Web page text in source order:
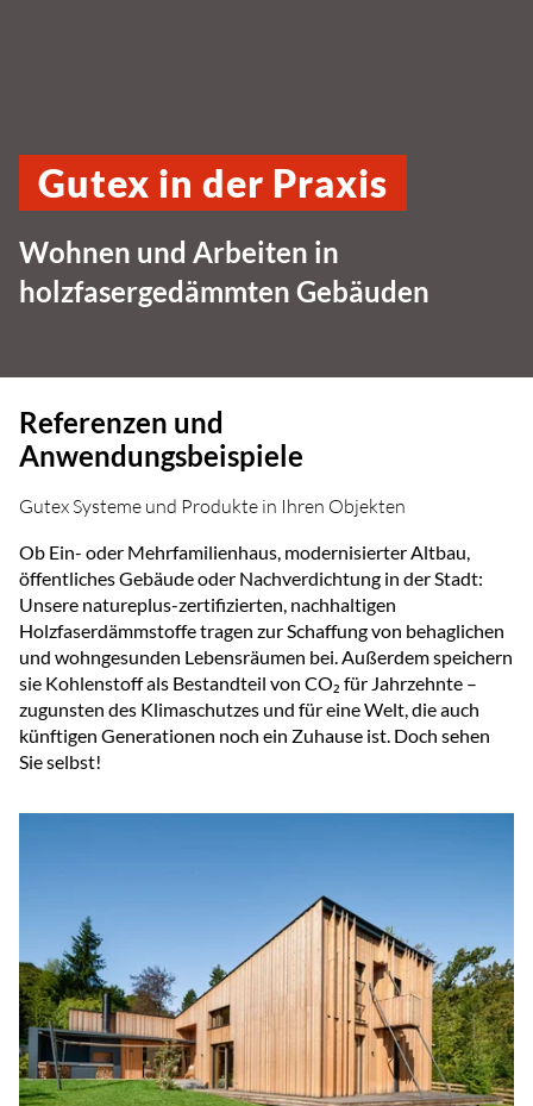
Gutex in der Praxis
Wohnen und Arbeiten in
holzfasergedämmten Gebäuden
Referenzen und
Anwendungsbeispiele
Gutex Systeme und Produkte in Ihren Objekten
Ob Ein- oder Mehrfamilienhaus, modernisierter Altbau,
öffentliches Gebäude oder Nachverdichtung in der Stadt:
Unsere natureplus-zertifizierten, nachhaltigen
Holzfaserdämmstoffe tragen zur Schaffung von behaglichen
und wohngesunden Lebensräumen bei. Außerdem speichern
sie Kohlenstoff als Bestandteil von CO₂ für Jahrzehnte –
zugunsten des Klimaschutzes und für eine Welt, die auch
künftigen Generationen noch ein Zuhause ist. Doch sehen
Sie selbst!